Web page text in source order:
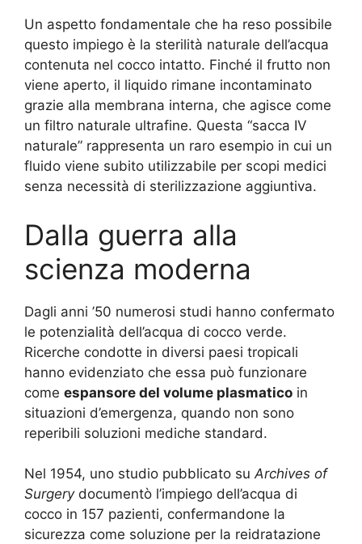
Un aspetto fondamentale che ha reso possibile
questo impiego è la sterilità naturale dell’acqua
contenuta nel cocco intatto. Finché il frutto non
viene aperto, il liquido rimane incontaminato
grazie alla membrana interna, che agisce come
un filtro naturale ultrafine. Questa “sacca IV
naturale” rappresenta un raro esempio in cui un
fluido viene subito utilizzabile per scopi medici
senza necessità di sterilizzazione aggiuntiva.
Dalla guerra alla
scienza moderna
Dagli anni ’50 numerosi studi hanno confermato
le potenzialità dell’acqua di cocco verde.
Ricerche condotte in diversi paesi tropicali
hanno evidenziato che essa può funzionare
come espansore del volume plasmatico in
situazioni d’emergenza, quando non sono
reperibili soluzioni mediche standard.
Nel 1954, uno studio pubblicato suArchives of
Surgerydocumentò l’impiego dell’acqua di
cocco in 157 pazienti, confermandone la
sicurezza come soluzione per la reidratazione